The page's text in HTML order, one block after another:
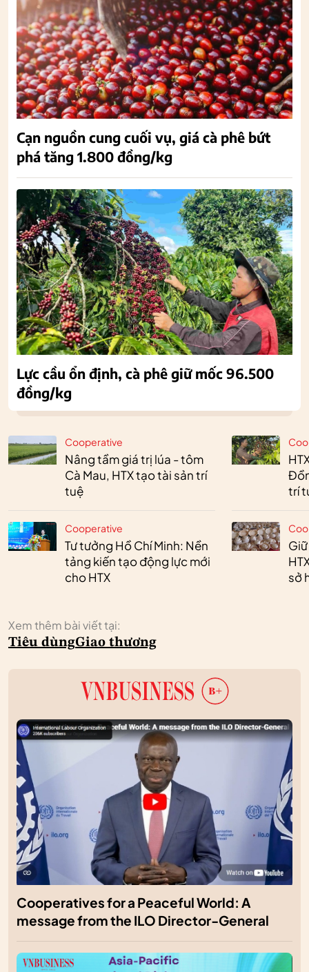
Cooperative
Nâng tầm giá trị lúa - tôm
Cà Mau, HTX tạo tài sản trí
tuệ
Cooperative
Tư tưởng Hồ Chí Minh: Nền
tảng kiến tạo động lực mới
cho HTX
trí
sở
Xem thêm bài viết tại:
Tiêu dùngGiao thương
Cạn nguồn cung cuối vụ, giá cà phê bứt
phá tăng 1.800 đồng/kg
Lực cầu ổn định, cà phê giữ mốc 96.500
đồng/kg
Cooperatives for a Peaceful World: A
message from the ILO Director-General